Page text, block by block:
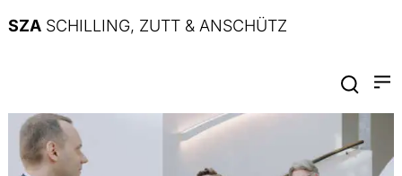
SZA SCHILLING, ZUTT & ANSCHÜTZ